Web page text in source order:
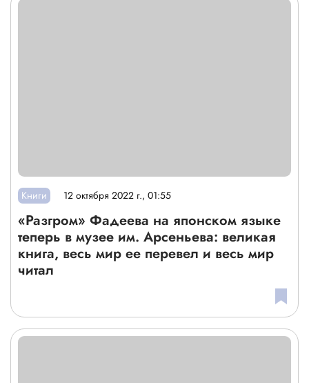
Книги 12 октября 2022 г., 01:55
«Разгром» Фадеева на японском языке
теперь в музее им. Арсеньева: великая
книга, весь мир ее перевел и весь мир
читал